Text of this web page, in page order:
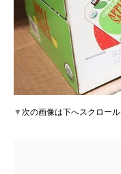
▼次の画像は下へスクロー